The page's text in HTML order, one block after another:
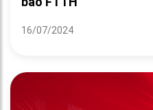
16/07/2024